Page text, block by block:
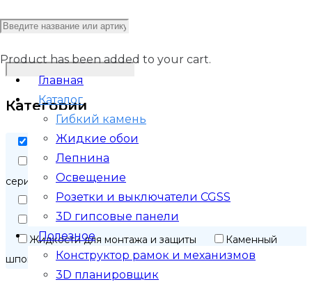
Producthas been added to your cart.
Главная
Каталог
Гибкий камень
Жидкие обои
Лепнина
Освещение
Розетки и выключатели CGSS
3D гипсовые панели
Полезное
Конструктор рамок и механизмов
3D планировщик
Фильтр по цене
Категории
Гибкий камень
для стен
для фасада
серия ГРАНИТ
серия ПЕСЧАНИК
Гибкий мрамор
серия ELITE
серия EXCLUSIVE
Жидкости для монтажа и защиты
Каменный
шпон